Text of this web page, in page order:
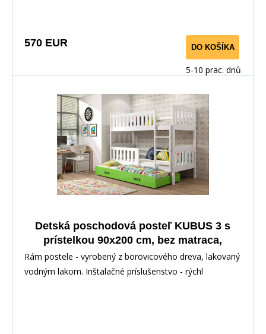
570 EUR DO KOŠÍKA
5-10 prac. dnů
Detská poschodová posteľ KUBUS 3 s
prístelkou 90x200 cm, bez matraca,
Biela/Zelená
Rám postele - vyrobený z borovicového dreva, lakovaný
vodným lakom. Inštalačné príslušenstvo - rýchl